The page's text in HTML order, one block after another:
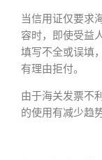
当信用证仅要求
容时，即使受益
填写不全或误填
有理由拒付。
由于海关发票不
的使用有减少趋势